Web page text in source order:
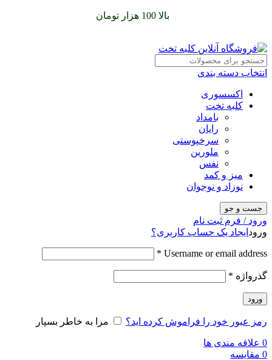
بالا 100 هزار تومان
انتخاب دسته بندی
اکسسوری
کلبه تخت
بامداد
رایان
سرخپوستی
ملورین
نفس
میز و کمد
نوزاد و نوجوان
جست و جو
ورود / فرم ثبت نام
ورود ایجاد یک حساب کاربری؟
Username or email address
*
گذرواژه *
ورود
رمز عبور خود را فراموش کرده اید؟ مرا به خاطر بسپار
0 علاقه مندی ها
0 مقایسه